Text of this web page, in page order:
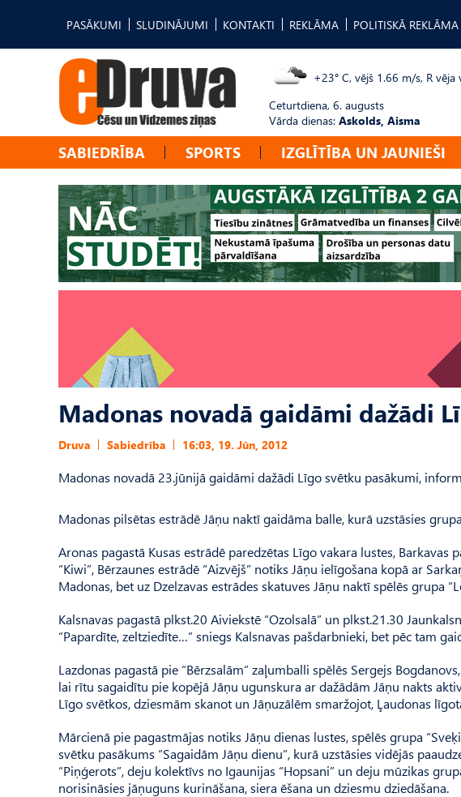
PASĀKUMI SLUDINĀJUMI KONTAKTI REKLĀMA POLITISKĀ REKLĀMA
+23° C, vējš 1.66 m/s, R vēja
Ceturtdiena, 6. augusts
Vārda dienas: Askolds, Aisma
SABIEDRĪBA SPORTS IZGLĪTĪBA UN JAUNIEŠI
Madonas novadā gaidāmi dažādi
Druva Sabiedrība 16:03, 19. Jūn, 2012
Madonas novadā 23.jūnijā gaidāmi dažādi Līgo svētku pasākumi,
Madonas pilsētas estrādē Jāņu naktī gaidāma balle, kurā uzstāsies
Aronas pagastā Kusas estrādē paredzētas Līgo vakara lustes,
“Kiwi”, Bērzaunes estrādē “Aizvējš” notiks Jāņu ielīgošana kopā ar
Madonas, bet uz Dzelzavas estrādes skatuves Jāņu naktī spēlēs grupa
Kalsnavas pagastā plkst.20 Aiviekstē “Ozolsalā” un plkst.21.30
“Papardīte, zeltziedīte…” sniegs Kalsnavas pašdarbnieki, bet pēc tam
Lazdonas pagastā pie “Bērzsalām” zaļumballi spēlēs Sergejs
lai rītu sagaidītu pie kopējā Jāņu ugunskura ar dažādām Jāņu nakts
Līgo svētkos, dziesmām skanot un Jāņuzālēm smaržojot, Ļaudonas
Mārcienā pie pagastmājas notiks Jāņu dienas lustes, spēlēs grupa
svētku pasākums “Sagaidām Jāņu dienu”, kurā uzstāsies vidējās
“Piņģerots”, deju kolektīvs no Igaunijas “Hopsani” un deju mūzikas
norisināsies jāņuguns kurināšana, siera ēšana un dziesmu dziedāšana.